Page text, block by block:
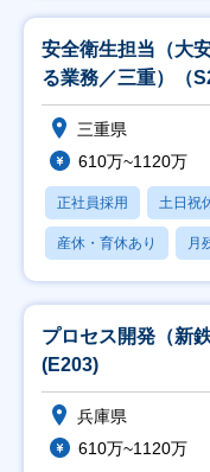
安全衛生担当（大
る業務／三重）（
三重県
610万~1120万
正社員採用 土日祝
産休・育休あり 月
プロセス開発（新
(E203)
兵庫県
610万~1120万